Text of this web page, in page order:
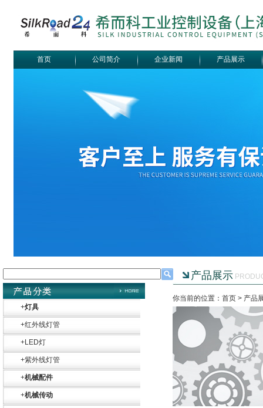
首页 公司简介 企业新闻 产品展示
+灯具
+红外线灯管
+LED灯
+紫外线灯管
+机械配件
+机械传动
产品展示
你当前的位置：首页 > 产品